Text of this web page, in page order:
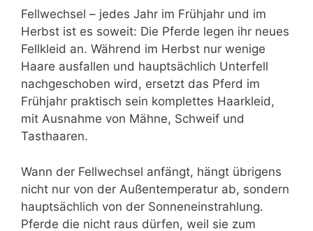
Fellwechsel – jedes Jahr im Frühjahr und im
Herbst ist es soweit: Die Pferde legen ihr neues
Fellkleid an. Während im Herbst nur wenige
Haare ausfallen und hauptsächlich Unterfell
nachgeschoben wird, ersetzt das Pferd im
Frühjahr praktisch sein komplettes Haarkleid,
mit Ausnahme von Mähne, Schweif und
Tasthaaren.
Wann der Fellwechsel anfängt, hängt übrigens
nicht nur von der Außentemperatur ab, sondern
hauptsächlich von der Sonneneinstrahlung.
Pferde die nicht raus dürfen, weil sie zum